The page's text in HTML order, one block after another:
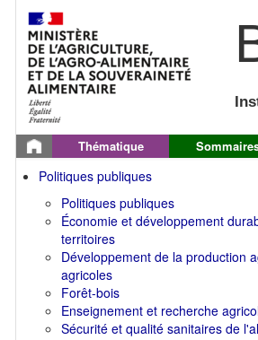
Thématique
Politiques publiques
Politiques publiques
Économie et développement
territoires
Développement de la production
agricoles
Forêt-bois
Enseignement et recherche
Sécurité et qualité sanitaires de